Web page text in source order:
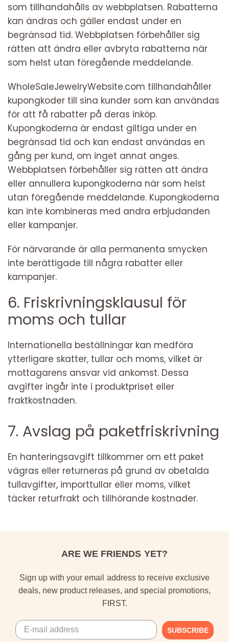
som tillhandahålls av webbplatsen. Rabatterna
kan ändras och gäller endast under en
begränsad tid. Webbplatsen förbehåller sig
rätten att ändra eller avbryta rabatterna när
som helst utan föregående meddelande.
WholeSaleJewelryWebsite.com tillhandahåller
kupongkoder till sina kunder som kan användas
för att få rabatter på deras inköp.
Kupongkoderna är endast giltiga under en
begränsad tid och kan endast användas en
gång per kund, om inget annat anges.
Webbplatsen förbehåller sig rätten att ändra
eller annullera kupongkoderna när som helst
utan föregående meddelande. Kupongkoderna
kan inte kombineras med andra erbjudanden
eller kampanjer.
För närvarande är alla permanenta smycken
inte berättigade till några rabatter eller
kampanjer.
6. Friskrivningsklausul för
moms och tullar
Internationella beställningar kan medföra
ytterligare skatter, tullar och moms, vilket är
mottagarens ansvar vid ankomst. Dessa
avgifter ingår inte i produktpriset eller
fraktkostnaden.
7. Avslag på paketfriskrivning
En hanteringsavgift tillkommer om ett paket
vägras eller returneras på grund av obetalda
tullavgifter, importtullar eller moms, vilket
täcker returfrakt och tillhörande kostnader.
ARE WE FRIENDS YET?
Sign up with your email address to receive exclusive
deals, new product releases, and special promotions,
FIRST.
SUBSCRIBE